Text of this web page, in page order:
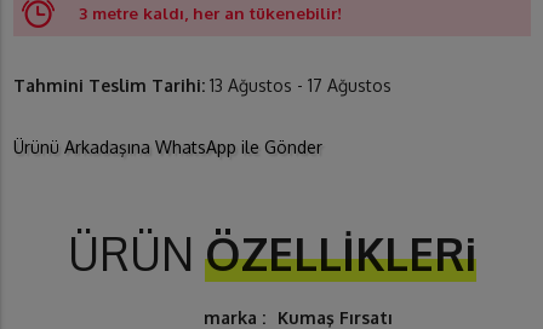
3 metre kaldı, her an tükenebilir!
Tahmini Teslim Tarihi: 13 Ağustos - 17 Ağustos
Ürünü Arkadaşına WhatsApp ile Gönder
ÜRÜN ÖZELLİKLERi
marka : Kumaş Fırsatı